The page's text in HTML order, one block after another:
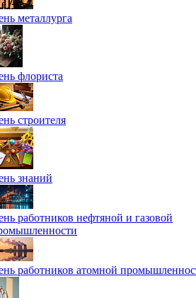
металлурга
флориста
строителя
знаний
работников нефтяной и газовой
работников атомной